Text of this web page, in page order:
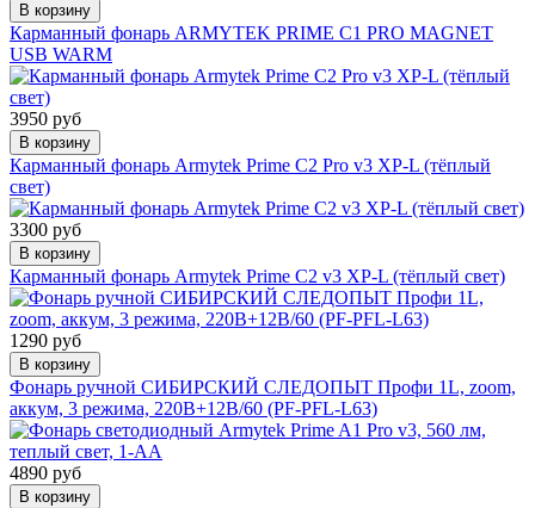
В корзину
Карманный фонарь ARMYTEK PRIME C1 PRO MAGNET
USB WARM
3950 руб
В корзину
Карманный фонарь Armytek Prime C2 Pro v3 XP-L (тёплый
свет)
3300 руб
В корзину
Карманный фонарь Armytek Prime C2 v3 XP-L (тёплый свет)
1290 руб
В корзину
Фонарь ручной СИБИРСКИЙ СЛЕДОПЫТ Профи 1L, zoom,
аккум, 3 режима, 220B+12B/60 (PF-PFL-L63)
4890 руб
В корзину